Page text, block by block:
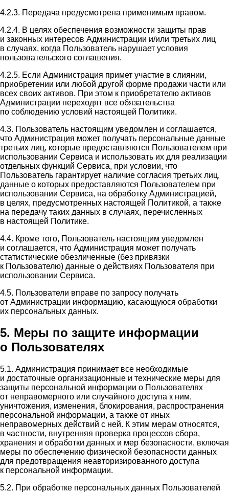
4.2.3. Передача предусмотрена применимым правом.
4.2.4. В целях обеспечения возможности защиты прав
и законных интересов Администрации и/или третьих лиц
в случаях, когда Пользователь нарушает условия
пользовательского соглашения.
4.2.5. Если Администрация примет участие в слиянии,
приобретении или любой другой форме продажи части или
всех своих активов. При этом к приобретателю активов
Администрации переходят все обязательства
по соблюдению условий настоящей Политики.
4.3. Пользователь настоящим уведомлен и соглашается,
что Администрация может получать персональные данные
третьих лиц, которые предоставляются Пользователем при
использовании Сервиса и использовать их для реализации
отдельных функций Сервиса, при условии, что
Пользователь гарантирует наличие согласия третьих лиц,
данные о которых предоставляются Пользователем при
использовании Сервиса, на обработку Администрацией,
в целях, предусмотренных настоящей Политикой, а также
на передачу таких данных в случаях, перечисленных
в настоящей Политике.
4.4. Кроме того, Пользователь настоящим уведомлен
и соглашается, что Администрация может получать
статистические обезличенные (без привязки
к Пользователю) данные о действиях Пользователя при
использовании Сервиса.
4.5. Пользователи вправе по запросу получать
от Администрации информацию, касающуюся обработки
их персональных данных.
5. Меры по защите информации
о Пользователях
5.1. Администрация принимает все необходимые
и достаточные организационные и технические меры для
защиты персональной информации о Пользователях
от неправомерного или случайного доступа к ним,
уничтожения, изменения, блокирования, распространения
персональной информации, а также от иных
неправомерных действий с ней. К этим мерам относятся,
в частности, внутренняя проверка процессов сбора,
хранения и обработки данных и мер безопасности, включая
меры по обеспечению физической безопасности данных
для предотвращения неавторизированного доступа
к персональной информации.
5.2. При обработке персональных данных Пользователей